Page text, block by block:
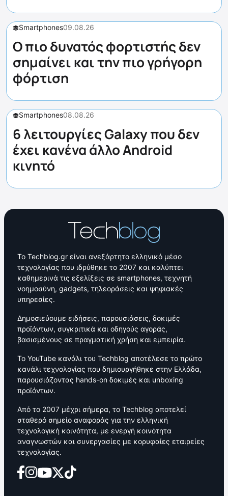
Smartphones09.08.26
Ο πιο δυνατός φορτιστής δεν
σημαίνει και την πιο γρήγορη
φόρτιση
Smartphones08.08.26
6 λειτουργίες Galaxy που δεν
έχει κανένα άλλο Android
κινητό
Το Techblog.gr είναι ανεξάρτητο ελληνικό μέσο
τεχνολογίας που ιδρύθηκε το 2007 και καλύπτει
καθημερινά τις εξελίξεις σε smartphones, τεχνητή
νοημοσύνη, gadgets, τηλεοράσεις και ψηφιακές
υπηρεσίες.
Δημοσιεύουμε ειδήσεις, παρουσιάσεις, δοκιμές
προϊόντων, συγκριτικά και οδηγούς αγοράς,
βασισμένους σε πραγματική χρήση και εμπειρία.
Το YouTube κανάλι του Techblog αποτέλεσε το πρώτο
κανάλι τεχνολογίας που δημιουργήθηκε στην Ελλάδα,
παρουσιάζοντας hands-on δοκιμές και unboxing
προϊόντων.
Από το 2007 μέχρι σήμερα, το Techblog αποτελεί
σταθερό σημείο αναφοράς για την ελληνική
τεχνολογική κοινότητα, με ενεργή κοινότητα
αναγνωστών και συνεργασίες με κορυφαίες εταιρείες
τεχνολογίας.